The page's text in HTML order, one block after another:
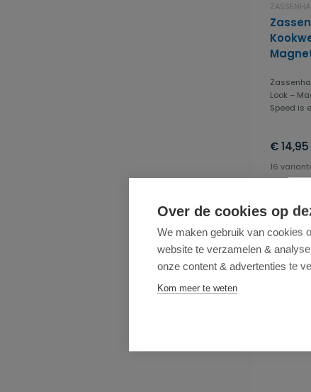
Look –
Speed is
€ 14,95
16
Over de cookies op
We maken gebruik van cookies
website te verzamelen &
onze content & advertenties te
Kom meer te weten